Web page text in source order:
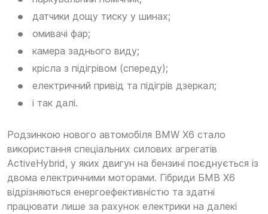
датчики дощу тиску у шинах;
омивачі фар;
камера заднього виду;
крісла з підігрівом (спереду);
електричний привід та підігрів дзеркал;
і так далі.
Родзинкою нового автомобіля BMW X6 стало
використання спеціальних силових агрегатів
ActiveHybrid, у яких двигун на бензині поєднується із
двома електричними моторами. Гібриди БМВ Х6
відрізняються енергоефективністю та здатні
працювати лише за рахунок електрики на далекі